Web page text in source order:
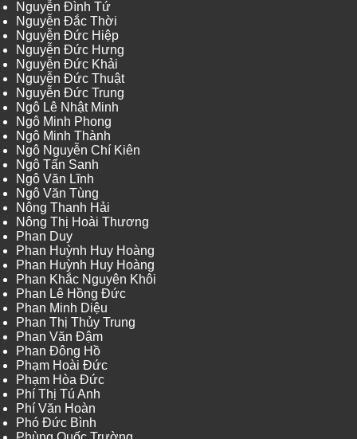
Nguyễn Đình Tứ
Nguyễn Đắc Thời
Nguyễn Đức Hiệp
Nguyễn Đức Hưng
Nguyễn Đức Khải
Nguyễn Đức Thuật
Nguyễn Đức Trung
Ngô Lê Nhật Minh
Ngô Minh Phong
Ngô Minh Thành
Ngô Nguyễn Chí Kiên
Ngô Tấn Sanh
Ngô Văn Lĩnh
Ngô Văn Tùng
Nông Thanh Hải
Nông Thị Hoài Thương
Phan Duy
Phan Huỳnh Huy Hoàng
Phan Huỳnh Huy Hoàng
Phan Khắc Nguyên Khôi
Phan Lê Hồng Đức
Phan Minh Diệu
Phan Thị Thủy Trung
Phan Văn Đậm
Phan Đông Hồ
Phạm Hoài Đức
Phạm Hòa Đức
Phí Thị Tú Anh
Phí Văn Hoàn
Phó Đức Bình